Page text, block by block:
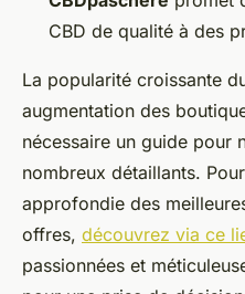
CBD de qualité à des
La popularité croissante
augmentation des
nécessaire un guide pour
nombreux détaillants.
approfondie des
offres, découvrez via ce
passionnées et